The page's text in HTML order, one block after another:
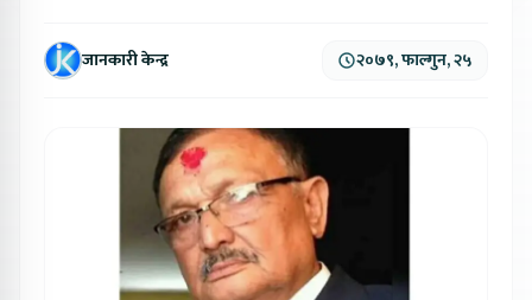
जानकारी केन्द्र २०७९, फाल्गुन, २५